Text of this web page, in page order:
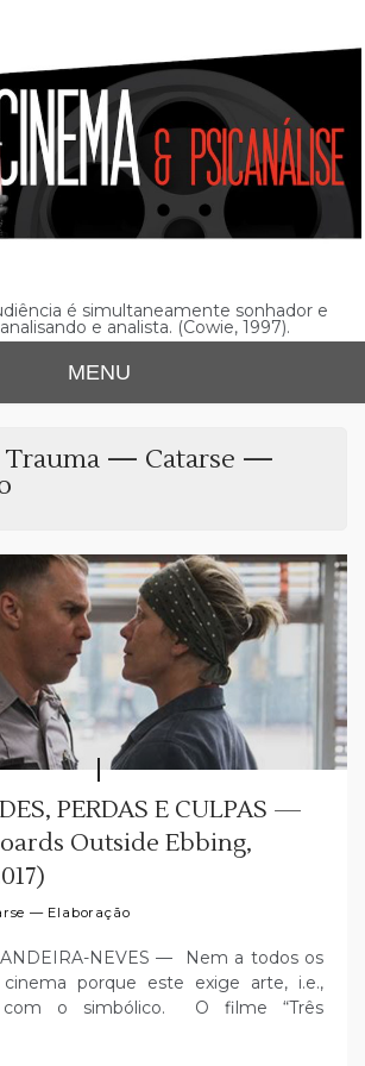
é simultaneamente sonhador e
e analista. (Cowie, 1997).
MENU
Trauma — Catarse —
PERDAS E CULPAS —
Outside Ebbing,
— Elaboração
NEVES — Nem a todos os
porque este exige arte, i.e.,
com o simbólico. O filme “Três